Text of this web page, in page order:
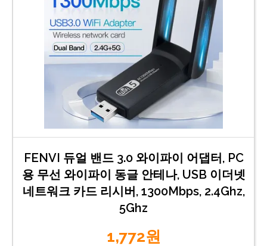
FENVI 듀얼 밴드 3.0 와이파이 어댑터, PC
용 무선 와이파이 동글 안테나, USB 이더넷
네트워크 카드 리시버, 1300Mbps, 2.4Ghz,
5Ghz
1,772원